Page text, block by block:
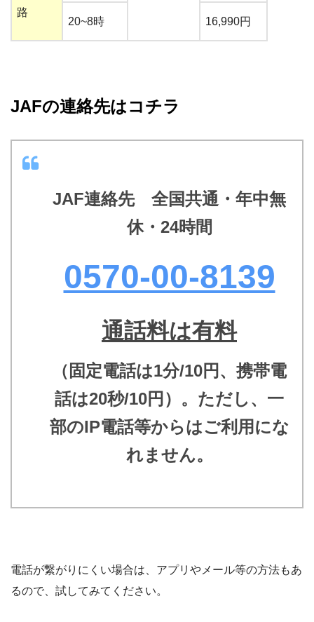
路
20~8時 16,990円
JAFの連絡先はコチラ
JAF連絡先 全国共通・年中無
休・24時間
0570-00-8139
通話料は有料
（固定電話は1分/10円、携帯電
話は20秒/10円）。ただし、一
部のIP電話等からはご利用にな
れません。
電話が繋がりにくい場合は、アプリやメール等の方法もあ
るので、試してみてください。